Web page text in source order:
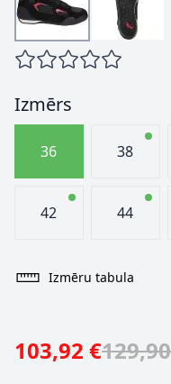
Izmērs
36 38
42 44
Izmēru tabula
103,92 €